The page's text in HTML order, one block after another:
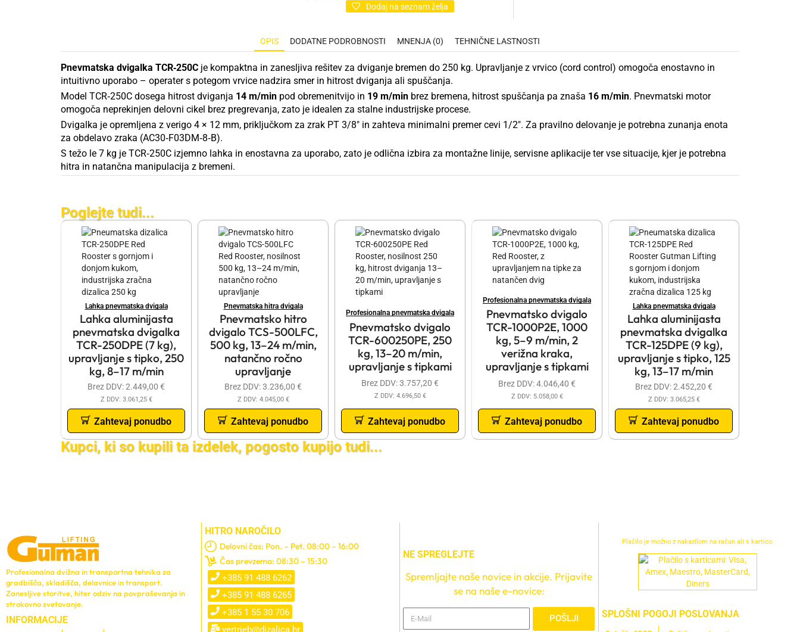
Dodaj na seznam želja
OPIS DODATNE PODROBNOSTI MNENJA (0) TEHNIČNE LASTNOSTI
Pnevmatska dvigalka TCR‑250C je kompaktna in zanesljiva rešitev za dviganje bremen do 250 kg. Upravljanje z vrvico (cord control) omogoča enostavno in
intuitivno uporabo – operater s potegom vrvice nadzira smer in hitrost dviganja ali spuščanja.
Model TCR‑250C dosega hitrost dviganja 14 m/min pod obremenitvijo in 19 m/min brez bremena, hitrost spuščanja pa znaša 16 m/min. Pnevmatski motor
omogoča neprekinjen delovni cikel brez pregrevanja, zato je idealen za stalne industrijske procese.
Dvigalka je opremljena z verigo 4 × 12 mm, priključkom za zrak PT 3/8″ in zahteva minimalni premer cevi 1/2″. Za pravilno delovanje je potrebna zunanja enota
za obdelavo zraka (AC30‑F03DM‑8‑B).
S težo le 7 kg je TCR‑250C izjemno lahka in enostavna za uporabo, zato je odlična izbira za montažne linije, servisne aplikacije ter vse situacije, kjer je potrebna
hitra in natančna manipulacija z bremeni.
Poglejte tudi...
Lahka pnevmatska dvigala
Lahka aluminijasta
pnevmatska dvigalka
TCR-250DPE (7 kg),
upravljanje s tipko, 250
kg, 8–17 m/min
Brez DDV:2.449,00 €
Z DDV: 3.061,25 €
Zahtevaj ponudbo
Pnevmatska hitra dvigala
Pnevmatsko hitro
dvigalo TCS-500LFC,
500 kg, 13–24 m/min,
natančno ročno
upravljanje
Brez DDV:3.236,00 €
Z DDV: 4.045,00 €
Zahtevaj ponudbo
Profesionalna pnevmatska dvigala
Pnevmatsko dvigalo
TCR-600250PE, 250
kg, 13–20 m/min,
upravljanje s tipkami
Brez DDV:3.757,20 €
Z DDV: 4.696,50 €
Zahtevaj ponudbo
Profesionalna pnevmatska dvigala
Pnevmatsko dvigalo
TCR-1000P2E, 1000
kg, 5–9 m/min, 2
verižna kraka,
upravljanje s tipkami
Brez DDV:4.046,40 €
Z DDV: 5.058,00 €
Zahtevaj ponudbo
Lahka pnevmatska dvigala
Lahka aluminijasta
pnevmatska dvigalka
TCR-125DPE (9 kg),
upravljanje s tipko, 125
kg, 13–17 m/min
Brez DDV:2.452,20 €
Z DDV: 3.065,25 €
Zahtevaj ponudbo
Kupci, ki so kupili ta izdelek, pogosto kupijo tudi...
Profesionalna dvižna in transportna tehnika za
gradbišča, skladišča, delavnice in transport.
Zanesljive storitve, hiter odziv na povpraševanja in
strokovno svetovanje.
INFORMACIJE
HITRO NAROČILO
Delovni čas: Pon. – Pet. 08:00 – 16:00
Čas prevzema: 08:30 – 15:30
+385 91 488 6262
+385 91 488 6265
+385 1 55 30 706
vertrieb@dizalica.hr
NE SPREGLEJTE
Spremljajte naše novice in akcije. Prijavite
se na naše e-novice:
POŠLJI
Plačilo je možno z nakazilom na račun ali s kartico.
SPLOŠNI POGOJI POSLOVANJA